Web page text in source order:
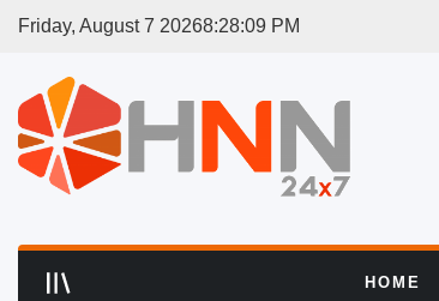
Friday, August 7 20268:28:09 PM
HOME